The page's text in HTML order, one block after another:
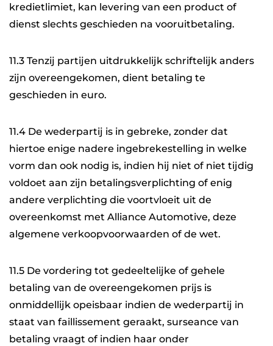
kredietlimiet, kan levering van een product of
dienst slechts geschieden na vooruitbetaling.
11.3 Tenzij partijen uitdrukkelijk schriftelijk anders
zijn overeengekomen, dient betaling te
geschieden in euro.
11.4 De wederpartij is in gebreke, zonder dat
hiertoe enige nadere ingebrekestelling in welke
vorm dan ook nodig is, indien hij niet of niet tijdig
voldoet aan zijn betalingsverplichting of enig
andere verplichting die voortvloeit uit de
overeenkomst met Alliance Automotive, deze
algemene verkoopvoorwaarden of de wet.
11.5 De vordering tot gedeeltelijke of gehele
betaling van de overeengekomen prijs is
onmiddellijk opeisbaar indien de wederpartij in
staat van faillissement geraakt, surseance van
betaling vraagt of indien haar onder